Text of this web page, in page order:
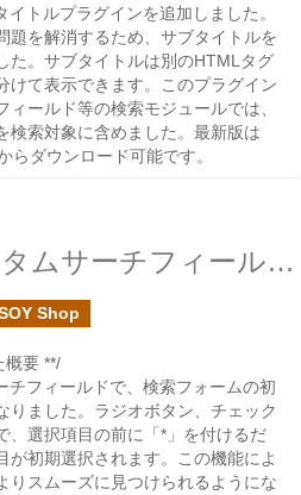
トルプラグインを追加しました。
題を解消するため、サブタイトルを
た。サブタイトルは別のHTMLタグ
けて表示できます。このプラグイン
ールド等の検索モジュールでは、
検索対象に含めました。最新版は
ダウンロード可能です。
SOY Shopのカスタムサーチフィールドで検索フォームの初期の選択の設定を追加しました
Shop
概要 **/
チフィールドで、検索フォームの初
りました。ラジオボタン、チェック
、選択項目の前に「*」を付けるだ
が初期選択されます。この機能によ
りスムーズに見つけられるようにな